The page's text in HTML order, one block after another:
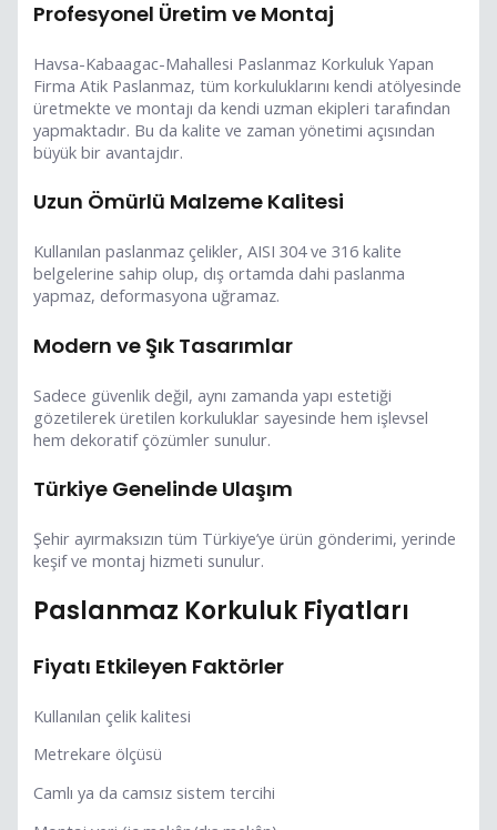
Profesyonel Üretim ve Montaj
Havsa-Kabaagac-Mahallesi Paslanmaz Korkuluk Yapan
Firma Atik Paslanmaz, tüm korkuluklarını kendi atölyesinde
üretmekte ve montajı da kendi uzman ekipleri tarafından
yapmaktadır. Bu da kalite ve zaman yönetimi açısından
büyük bir avantajdır.
Uzun Ömürlü Malzeme Kalitesi
Kullanılan paslanmaz çelikler, AISI 304 ve 316 kalite
belgelerine sahip olup, dış ortamda dahi paslanma
yapmaz, deformasyona uğramaz.
Modern ve Şık Tasarımlar
Sadece güvenlik değil, aynı zamanda yapı estetiği
gözetilerek üretilen korkuluklar sayesinde hem işlevsel
hem dekoratif çözümler sunulur.
Türkiye Genelinde Ulaşım
Şehir ayırmaksızın tüm Türkiye’ye ürün gönderimi, yerinde
keşif ve montaj hizmeti sunulur.
Paslanmaz Korkuluk Fiyatları
Fiyatı Etkileyen Faktörler
Kullanılan çelik kalitesi
Metrekare ölçüsü
Camlı ya da camsız sistem tercihi